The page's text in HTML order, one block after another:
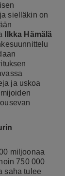
sielläkin on
Ilkka Hämälä
ja uskoa
miljoonaa
750 000
saha tulee